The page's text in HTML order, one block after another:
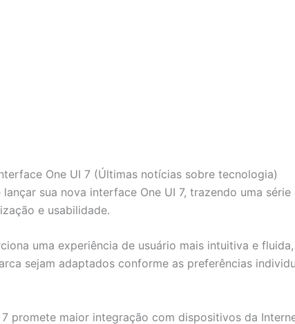
One UI 7 (Últimas notícias sobre tecnologia)
lançar sua nova interface One UI 7, trazendo uma
e usabilidade.
uma experiência de usuário mais intuitiva e
sejam adaptados conforme as preferências
7 promete maior integração com dispositivos da